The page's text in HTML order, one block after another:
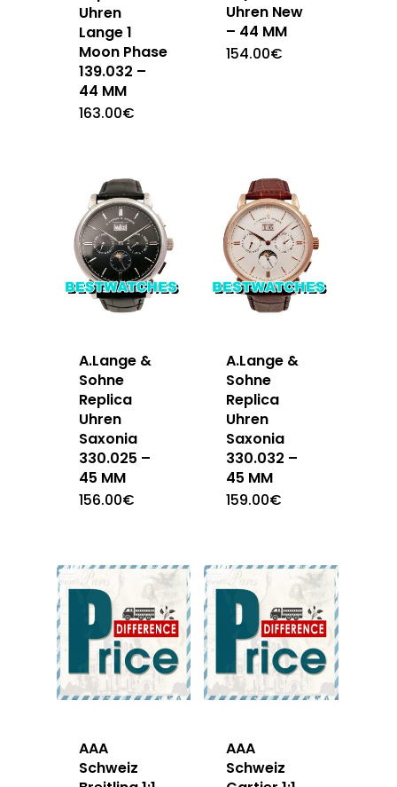
Uhren
Lange 1
Moon Phase
139.032 –
44 MM
163.00€
Uhren New
– 44 MM
154.00€
A.Lange &
Sohne
Replica
Uhren
Saxonia
330.025 –
45 MM
156.00€
A.Lange &
Sohne
Replica
Uhren
Saxonia
330.032 –
45 MM
159.00€
AAA
Schweiz
AAA
Schweiz